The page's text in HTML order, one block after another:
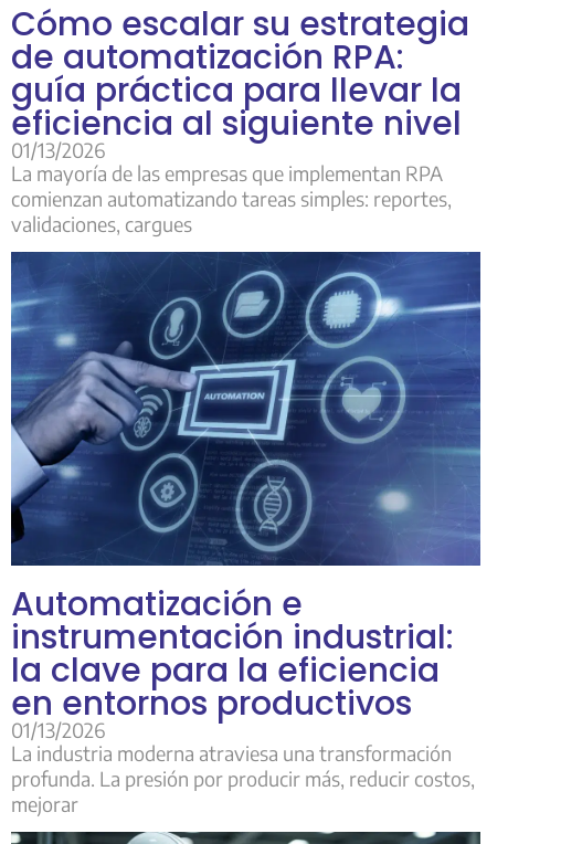
Cómo escalar su estrategia
de automatización RPA:
guía práctica para llevar la
eficiencia al siguiente nivel
01/13/2026
La mayoría de las empresas que implementan RPA
comienzan automatizando tareas simples: reportes,
validaciones, cargues
Automatización e
instrumentación industrial:
la clave para la eficiencia
en entornos productivos
01/13/2026
La industria moderna atraviesa una transformación
profunda. La presión por producir más, reducir costos,
mejorar